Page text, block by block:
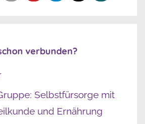
verbunden?
Selbstfürsorge mit
und Ernährung